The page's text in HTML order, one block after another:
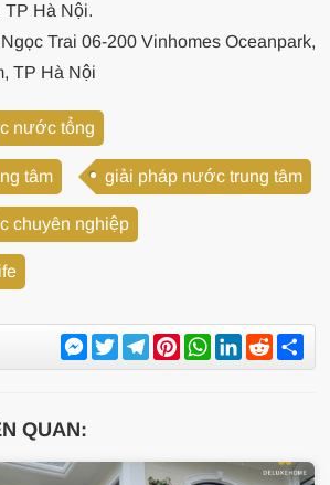
Hà Nội.
Ngọc Trai 06-200 Vinhomes Oceanpark,
TP Hà Nội
nước tổng
tâm giải pháp nước trung tâm
chuyên nghiệp
Messenger
TwitterTelegram
PinterestWhatsApp
LinkedIn
Reddit
QUAN: